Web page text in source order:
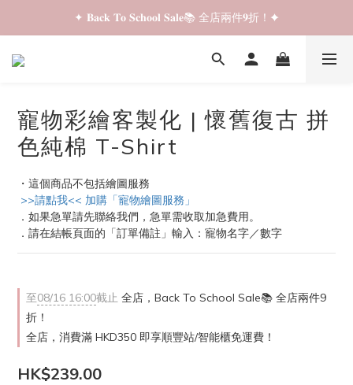
✦ 𝐁𝐚𝐜𝐤 𝐓𝐨 𝐒𝐜𝐡𝐨𝐨𝐥 𝐒𝐚𝐥𝐞📚 全店兩件𝟗折！✦
✦ 全店購物滿 𝐇𝐊𝐃𝟑𝟓𝟎 即享順豐站/智能櫃免運費！✦
✦ 𝐁𝐚𝐜𝐤 𝐓𝐨 𝐒𝐜𝐡𝐨𝐨𝐥 𝐒𝐚𝐥𝐞📚 全店兩件𝟗折！✦
寵物彩繪客製化 | 懷舊復古 拼
色純棉 T-Shirt
・這個商品不包括繪圖服務
>>請點我<< 加購「寵物繪圖服務」
．如果急單請先聯絡我們，急單需收取加急費用。
．請在結帳頁面的「訂單備註」輸入：寵物名字／數字
至08/16 16:00截止 全店，Back To School Sale📚 全店兩件9
折！
全店，消費滿 HKD350 即享順豐站/智能櫃免運費！
HK$239.00